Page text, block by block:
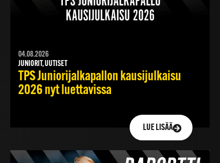
04.08.2026
JUNIORIT, UUTISET
TPS Juniorijalkapallon kausijulkaisu
2026 nyt luettavissa
LUE LISÄÄ